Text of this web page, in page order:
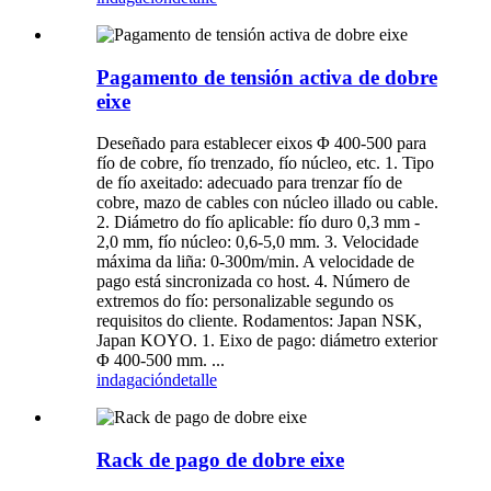
Pagamento de tensión activa de dobre
eixe
Deseñado para establecer eixos Φ 400-500 para
fío de cobre, fío trenzado, fío núcleo, etc. 1. Tipo
de fío axeitado: adecuado para trenzar fío de
cobre, mazo de cables con núcleo illado ou cable.
2. Diámetro do fío aplicable: fío duro 0,3 mm -
2,0 mm, fío núcleo: 0,6-5,0 mm. 3. Velocidade
máxima da liña: 0-300m/min. A velocidade de
pago está sincronizada co host. 4. Número de
extremos do fío: personalizable segundo os
requisitos do cliente. Rodamentos: Japan NSK,
Japan KOYO. 1. Eixo de pago: diámetro exterior
Φ 400-500 mm. ...
indagacióndetalle
Rack de pago de dobre eixe